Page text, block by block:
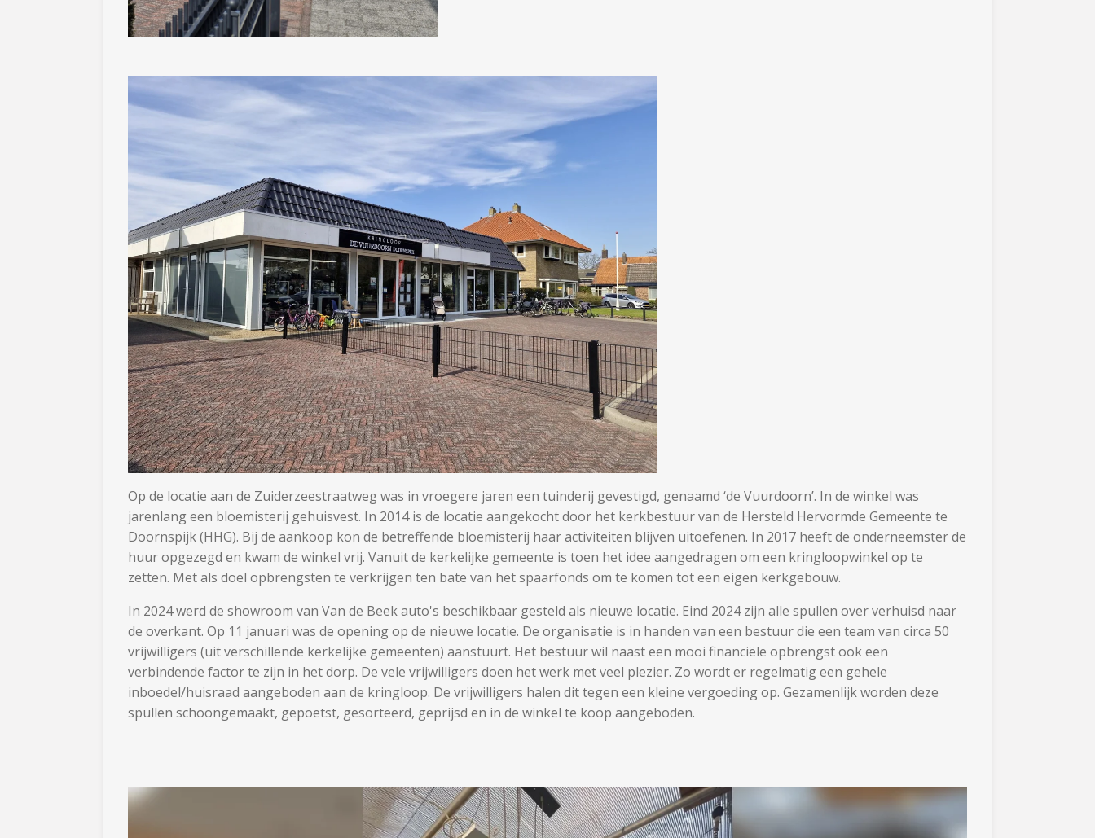
Op de locatie aan de Zuiderzeestraatweg was in vroegere jaren een tuinderij gevestigd, genaamd ‘de Vuurdoorn’. In de winkel was
jarenlang een bloemisterij gehuisvest. In 2014 is de locatie aangekocht door het kerkbestuur van de Hersteld Hervormde Gemeente te
Doornspijk (HHG). Bij de aankoop kon de betreffende bloemisterij haar activiteiten blijven uitoefenen. In 2017 heeft de onderneemster de
huur opgezegd en kwam de winkel vrij. Vanuit de kerkelijke gemeente is toen het idee aangedragen om een kringloopwinkel op te
zetten. Met als doel opbrengsten te verkrijgen ten bate van het spaarfonds om te komen tot een eigen kerkgebouw.
In 2024 werd de showroom van Van de Beek auto's beschikbaar gesteld als nieuwe locatie. Eind 2024 zijn alle spullen over verhuisd naar
de overkant. Op 11 januari was de opening op de nieuwe locatie. De organisatie is in handen van een bestuur die een team van circa 50
vrijwilligers (uit verschillende kerkelijke gemeenten) aanstuurt. Het bestuur wil naast een mooi financiële opbrengst ook een
verbindende factor te zijn in het dorp. De vele vrijwilligers doen het werk met veel plezier. Zo wordt er regelmatig een gehele
inboedel/huisraad aangeboden aan de kringloop. De vrijwilligers halen dit tegen een kleine vergoeding op. Gezamenlijk worden deze
spullen schoongemaakt, gepoetst, gesorteerd, geprijsd en in de winkel te koop aangeboden.